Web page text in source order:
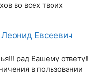
во всех твоих
Евсеевич
рад Вашему ответу!!
в пользовании